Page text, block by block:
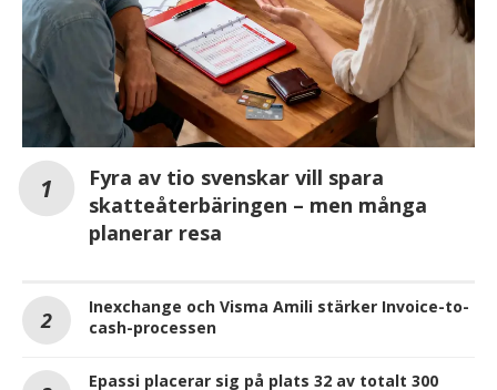
Fyra av tio svenskar vill spara
skatteåterbäringen – men många
planerar resa
Inexchange och Visma Amili stärker Invoice-to-
cash-processen
Epassi placerar sig på plats 32 av totalt 300